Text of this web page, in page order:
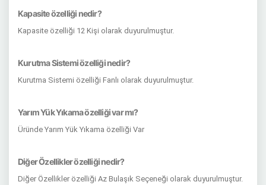
Kapasite özelliği nedir?
Kapasite özelliği 12 Kişi olarak duyurulmuştur.
Kurutma Sistemi özelliği nedir?
Kurutma Sistemi özelliği Fanlı olarak duyurulmuştur.
Yarım Yük Yıkama özelliği var mı?
Üründe Yarım Yük Yıkama özelliği Var
Diğer Özellikler özelliği nedir?
Diğer Özellikler özelliği Az Bulaşık Seçeneği olarak duyurulmuştur.